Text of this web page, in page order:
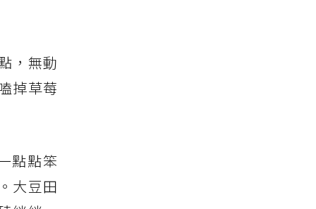
，無動
掉草莓
點點笨
大豆田